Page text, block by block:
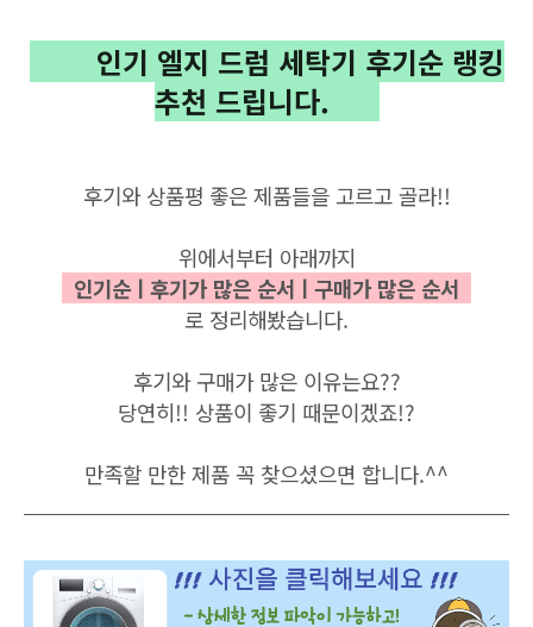
인기 엘지 드럼 세탁기 후기순 랭킹
추천 드립니다.
후기와 상품평 좋은 제품들을 고르고 골라!!
위에서부터 아래까지
인기순ㅣ후기가 많은 순서ㅣ구매가 많은 순서
로 정리해봤습니다.
후기와 구매가 많은 이유는요??
당연히!! 상품이 좋기 때문이겠죠!?
만족할 만한제품 꼭 찾으셨으면 합니다.^^